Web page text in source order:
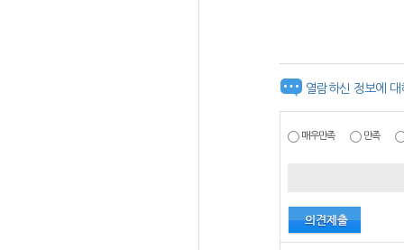
열람하신 정보에
매우만족 만족